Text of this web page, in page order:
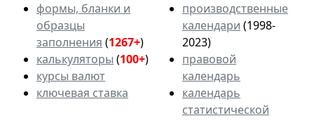
формы, бланки и
образцы
заполнения (1267+)
калькуляторы (100+)
курсы валют
ключевая ставка
производственные
календари (1998-
2023)
правовой
календарь
календарь
статистической